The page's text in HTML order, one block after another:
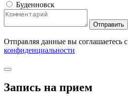
Буденновск
Отправить
Отправляя данные вы соглашаетесь с
конфиденциальности
Запись на прием